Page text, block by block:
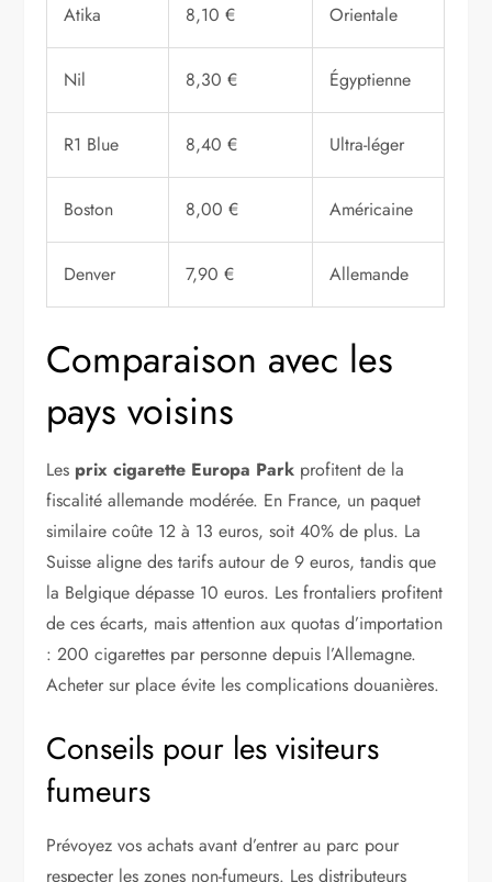
Atika 8,10 € Orientale
Nil 8,30 € Égyptienne
R1 Blue 8,40 € Ultra-léger
Boston 8,00 € Américaine
Denver 7,90 € Allemande
Comparaison avec les
pays voisins
Les prix cigarette Europa Park profitent de la
fiscalité allemande modérée. En France, un paquet
similaire coûte 12 à 13 euros, soit 40% de plus. La
Suisse aligne des tarifs autour de 9 euros, tandis que
la Belgique dépasse 10 euros. Les frontaliers profitent
de ces écarts, mais attention aux quotas d’importation
: 200 cigarettes par personne depuis l’Allemagne.
Acheter sur place évite les complications douanières.
Conseils pour les visiteurs
fumeurs
Prévoyez vos achats avant d’entrer au parc pour
respecter les zones non-fumeurs. Les distributeurs